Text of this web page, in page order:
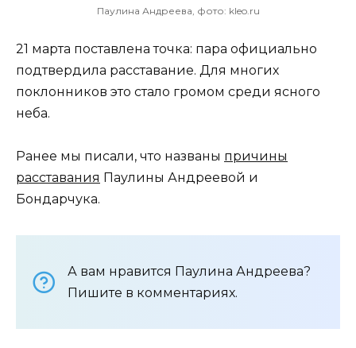
Паулина Андреева, фото: kleo.ru
21 марта поставлена точка: пара официально
подтвердила расставание. Для многих
поклонников это стало громом среди ясного
неба.
Ранее мы писали, что названы причины
расставания Паулины Андреевой и
Бондарчука.
А вам нравится Паулина Андреева?
Пишите в комментариях.